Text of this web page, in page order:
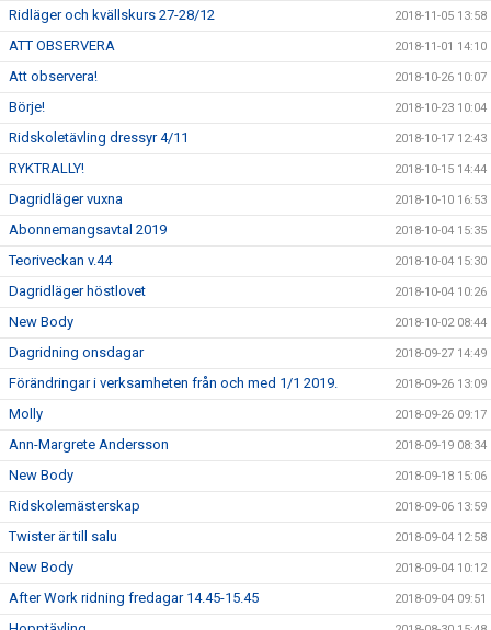
Ridläger och kvällskurs 27-28/12 2018-11-05 13:58
ATT OBSERVERA 2018-11-01 14:10
Att observera! 2018-10-26 10:07
Börje! 2018-10-23 10:04
Ridskoletävling dressyr 4/11 2018-10-17 12:43
RYKTRALLY! 2018-10-15 14:44
Dagridläger vuxna 2018-10-10 16:53
Abonnemangsavtal 2019 2018-10-04 15:35
Teoriveckan v.44 2018-10-04 15:30
Dagridläger höstlovet 2018-10-04 10:26
New Body 2018-10-02 08:44
Dagridning onsdagar 2018-09-27 14:49
Förändringar i verksamheten från och med 1/1 2019. 2018-09-26 13:09
Molly 2018-09-26 09:17
Ann-Margrete Andersson 2018-09-19 08:34
New Body 2018-09-18 15:06
Ridskolemästerskap 2018-09-06 13:59
Twister är till salu 2018-09-04 12:58
New Body 2018-09-04 10:12
After Work ridning fredagar 14.45-15.45 2018-09-04 09:51